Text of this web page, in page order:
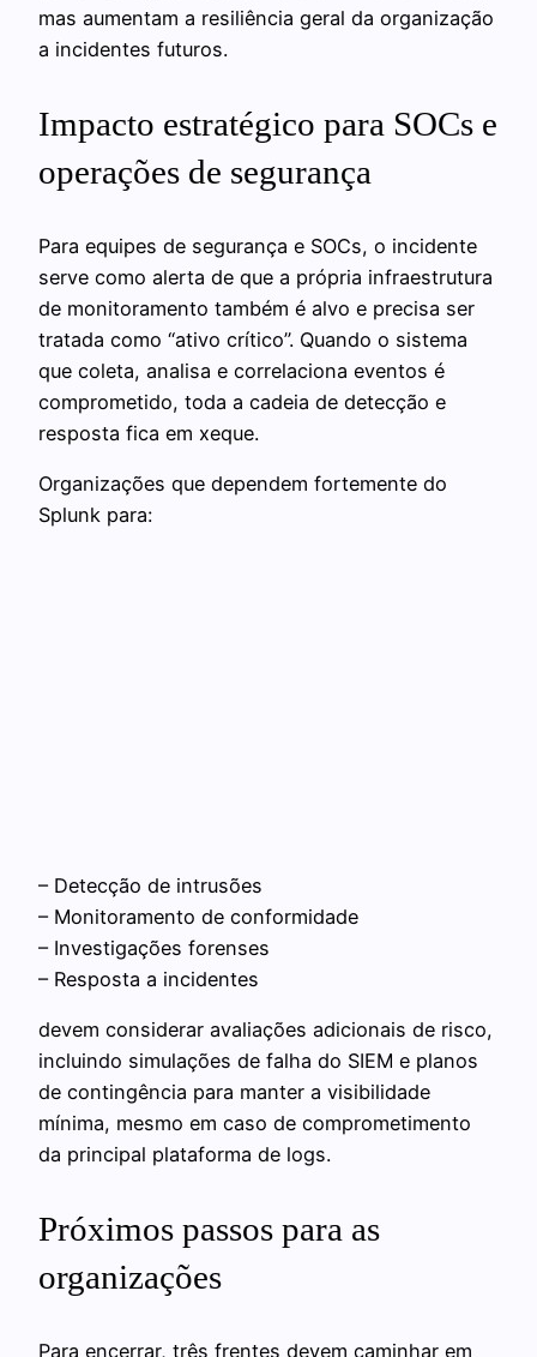
mas aumentam a resiliência geral da organização
a incidentes futuros.
Impacto estratégico para SOCs e
operações de segurança
Para equipes de segurança e SOCs, o incidente
serve como alerta de que a própria infraestrutura
de monitoramento também é alvo e precisa ser
tratada como “ativo crítico”. Quando o sistema
que coleta, analisa e correlaciona eventos é
comprometido, toda a cadeia de detecção e
resposta fica em xeque.
Organizações que dependem fortemente do
Splunk para:
– Detecção de intrusões
– Monitoramento de conformidade
– Investigações forenses
– Resposta a incidentes
devem considerar avaliações adicionais de risco,
incluindo simulações de falha do SIEM e planos
de contingência para manter a visibilidade
mínima, mesmo em caso de comprometimento
da principal plataforma de logs.
Próximos passos para as
organizações
Para encerrar, três frentes devem caminhar em